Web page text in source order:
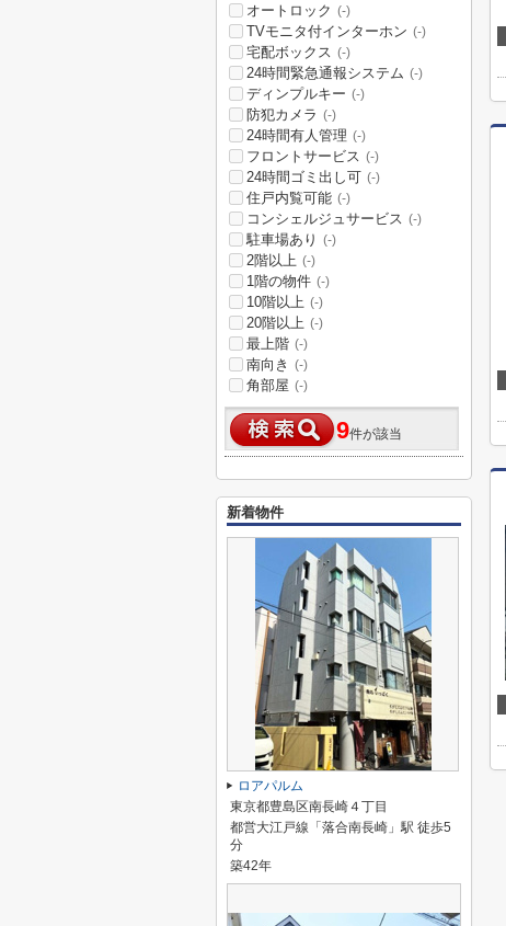
オートロック (-)
TVモニタ付インターホン (-)
宅配ボックス (-)
24時間緊急通報システム (-)
ディンプルキー (-)
防犯カメラ (-)
24時間有人管理 (-)
フロントサービス (-)
24時間ゴミ出し可 (-)
住戸内覧可能 (-)
コンシェルジュサービス (-)
駐車場あり (-)
2階以上 (-)
1階の物件 (-)
10階以上 (-)
20階以上 (-)
最上階 (-)
南向き (-)
角部屋 (-)
9件が該当
新着物件
ロアパルム
東京都豊島区南長崎４丁目
都営大江戸線「落合南長崎」駅 徒歩5
分
築42年